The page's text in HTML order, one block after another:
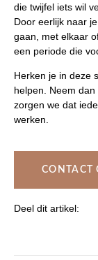
die twijfel iets wil
Door eerlijk naar
gaan, met elkaar
een periode die
Herken je in deze
helpen. Neem dan
zorgen we dat
werken.
CONTACT
Deel dit artikel: